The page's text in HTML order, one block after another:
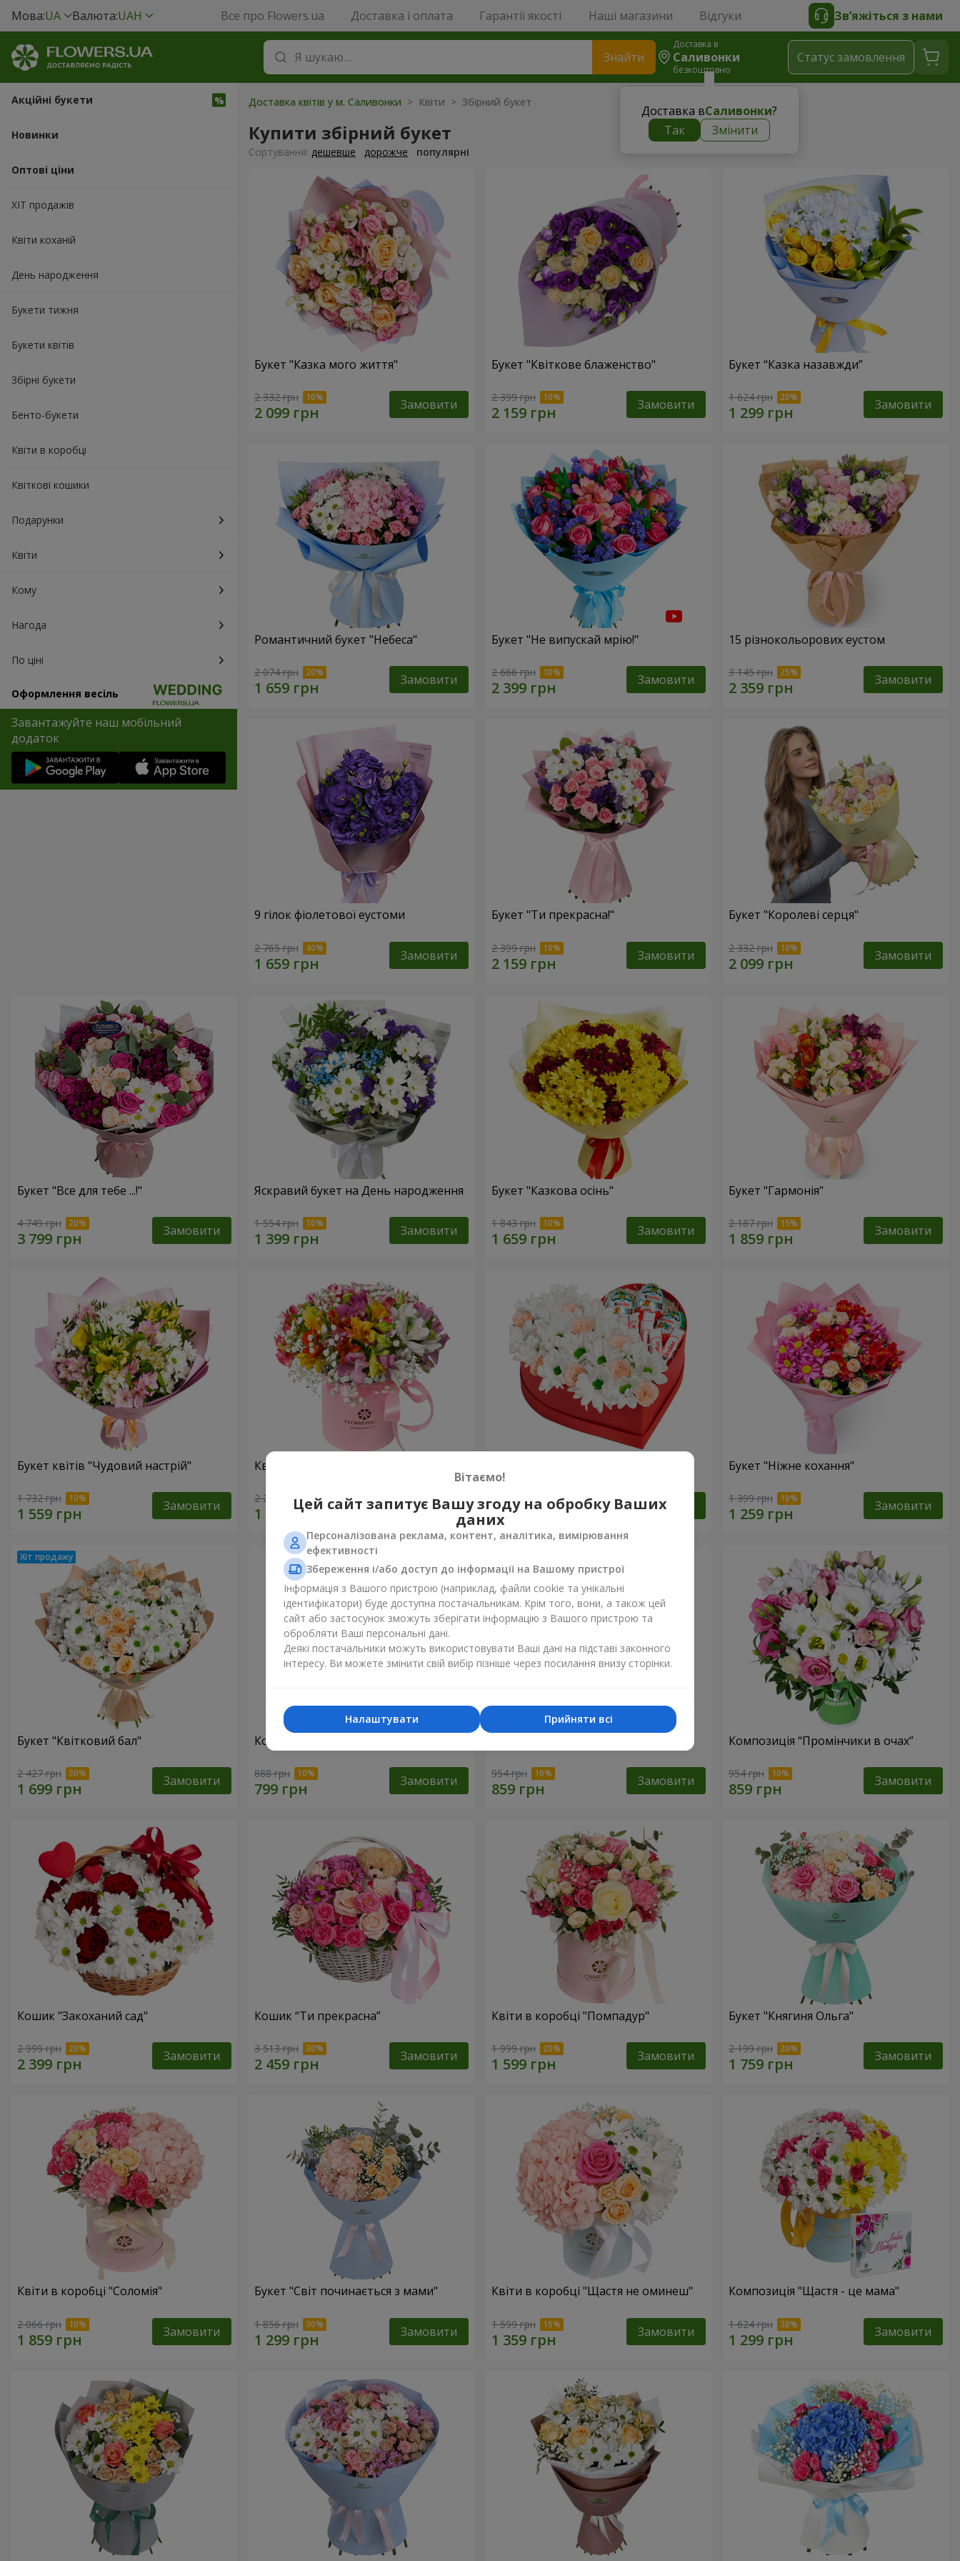
Мова:UA Валюта:UAH Все про Flowers.ua Доставка і оплата Гарантії якості Наші магазини Відгуки Зв’яжіться з нами
Знайти
Доставка в
Саливонки
безкоштовно
Доставка вСаливонки?
Так
Змінити
Статус замовлення
Акційні букети
Новинки
Оптові ціни
ХІТ продажів
Квіти коханій
День народження
Букети тижня
Букети квітів
Збірні букети
Бенто-букети
Квіти в коробці
Квіткові кошики
Подарунки
Квіти
Кому
Нагода
По ціні
Оформлення весіль
Завантажуйте наш мобільний
додаток
Доставка квітів у м. Саливонки > Квіти > Збірний букет
Купити збірний букет
Сортування: дешевше дорожче популярні
Букет "Казка мого життя"
2 332 грн Замовити
Букет "Квіткове блаженство"
2 399 грн Замовити
Букет “Казка назавжди”
1 624 грн Замовити
Романтичний букет "Небеса"
2 074 грн Замовити
Букет "Не випускай мрію!"
2 666 грн Замовити
15 різнокольорових еустом
3 145 грн Замовити
9 гілок фіолетової еустоми
2 765 грн Замовити
Букет "Ти прекрасна!"
2 399 грн Замовити
Букет "Королеві серця"
2 332 грн Замовити
Букет "Все для тебе ...!"
4 749 грн Замовити
Яскравий букет на День народження
1 554 грн Замовити
Букет "Казкова осінь"
1 843 грн Замовити
Букет "Гармонія"
2 187 грн Замовити
Букет квітів "Чудовий настрій"
1 732 грн Замовити
Квіти в коробці "Яскрава фантазія"
2 234 грн Замовити 2 124 грн Замовити
Букет "Ніжне кохання"
1 399 грн Замовити
Букет "Квітковий бал"
2 427 грн Замовити
Композиція “Ніжний поцілунок”
888 грн Замовити 954 грн Замовити
Композиція “Промінчики в очах”
954 грн Замовити
Кошик "Закоханий сад"
2 999 грн Замовити
Кошик “Ти прекрасна”
3 513 грн Замовити
Квіти в коробці "Помпадур"
1 999 грн Замовити
Букет "Княгиня Ольга"
2 199 грн Замовити
Квіти в коробці "Соломія"
2 066 грн Замовити
Букет "Світ починається з мами"
1 856 грн Замовити
Квіти в коробці "Щастя не оминеш"
1 599 грн Замовити
Композиція "Щастя - це мама"
1 624 грн Замовити
Вітаємо!
Цей сайт запитує Вашу згоду на обробку Ваших
даних
Персоналізована реклама, контент, аналітика, вимірювання
ефективності
Збереження і/або доступ до інформації на Вашому пристрої
Інформація з Вашого пристрою (наприклад, файли cookie та унікальні
ідентифікатори) буде доступна постачальникам. Крім того, вони, а також цей
сайт або застосунок зможуть зберігати інформацію з Вашого пристрою та
обробляти Ваші персональні дані.
Деякі постачальники можуть використовувати Ваші дані на підставі законного
інтересу. Ви можете змінити свій вибір пізніше через посилання внизу сторінки.
Прийняти всі
Налаштувати